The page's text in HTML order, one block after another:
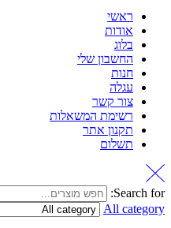
ראשי
אודות
בלוג
החשבון שלי
חנות
עגלה
צור קשר
רשימת המשאלות
תקנון אתר
תשלום
Search for:
All category